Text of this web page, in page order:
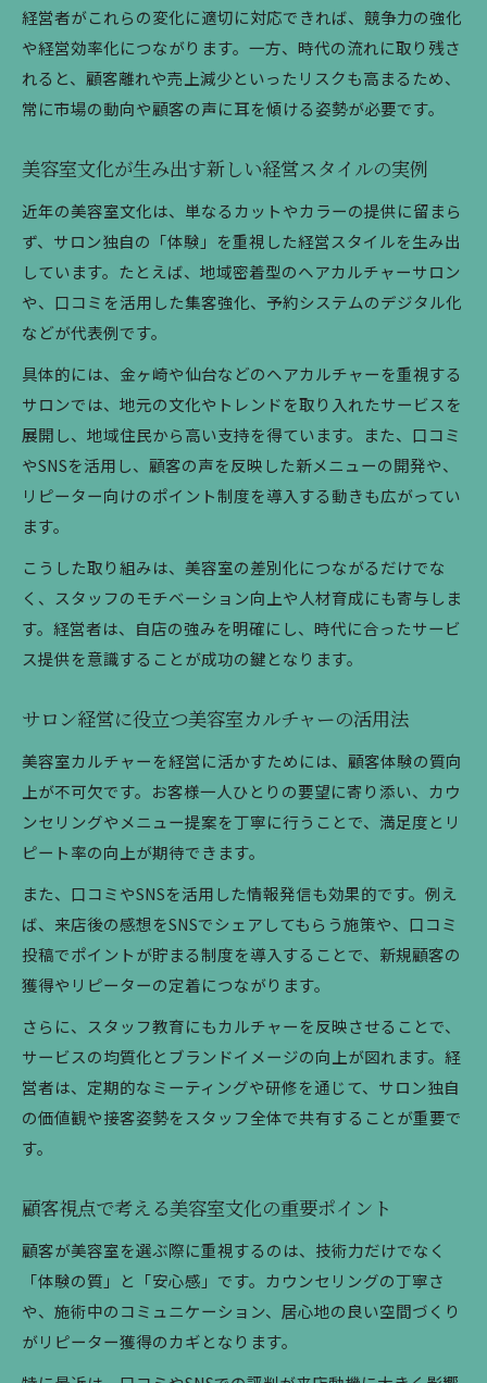
現場スタッフが語る美容室文化の成功体験
顧客サービス向上に役立つ美容室の工夫
美容室カルチャーが支える顧客サービスの質
サービス向上のための美容室文化の具体策
美容室文化がもたらすおもてなしの進化
ヘアサロンの文化が育む人材育成の秘訣
美容室カルチャーを活かした人材育成の考え方
サロン文化が若手美容師の成長を支える理由
美容室で人材を伸ばすカルチャーの工夫とは
育成力を高める美容室文化の具体的アプローチ
人材定着に効果的な美容室カルチャーの導入法
口コミ時代に輝く美容室カルチャーの本質
美容室カルチャーが口コミ評価に直結する理由
美容室カルチャーがリピーターを増やすしくみ
評判アップに効く美容室文化の取り組み事例
口コミ対応で差がつく美容室カルチャーの強み
経営者がこれらの変化に適切に対応できれば、競争力の強化
や経営効率化につながります。一方、時代の流れに取り残さ
れると、顧客離れや売上減少といったリスクも高まるため、
常に市場の動向や顧客の声に耳を傾ける姿勢が必要です。
美容室文化が生み出す新しい経営スタイルの実例
近年の美容室文化は、単なるカットやカラーの提供に留まら
ず、サロン独自の「体験」を重視した経営スタイルを生み出
しています。たとえば、地域密着型のヘアカルチャーサロン
や、口コミを活用した集客強化、予約システムのデジタル化
などが代表例です。
具体的には、金ヶ崎や仙台などのヘアカルチャーを重視する
サロンでは、地元の文化やトレンドを取り入れたサービスを
展開し、地域住民から高い支持を得ています。また、口コミ
やSNSを活用し、顧客の声を反映した新メニューの開発や、
リピーター向けのポイント制度を導入する動きも広がってい
ます。
こうした取り組みは、美容室の差別化につながるだけでな
く、スタッフのモチベーション向上や人材育成にも寄与しま
す。経営者は、自店の強みを明確にし、時代に合ったサービ
ス提供を意識することが成功の鍵となります。
サロン経営に役立つ美容室カルチャーの活用法
美容室カルチャーを経営に活かすためには、顧客体験の質向
上が不可欠です。お客様一人ひとりの要望に寄り添い、カウ
ンセリングやメニュー提案を丁寧に行うことで、満足度とリ
ピート率の向上が期待できます。
また、口コミやSNSを活用した情報発信も効果的です。例え
ば、来店後の感想をSNSでシェアしてもらう施策や、口コミ
投稿でポイントが貯まる制度を導入することで、新規顧客の
獲得やリピーターの定着につながります。
さらに、スタッフ教育にもカルチャーを反映させることで、
サービスの均質化とブランドイメージの向上が図れます。経
営者は、定期的なミーティングや研修を通じて、サロン独自
の価値観や接客姿勢をスタッフ全体で共有することが重要で
す。
顧客視点で考える美容室文化の重要ポイント
顧客が美容室を選ぶ際に重視するのは、技術力だけでなく
「体験の質」と「安心感」です。カウンセリングの丁寧さ
や、施術中のコミュニケーション、居心地の良い空間づくり
がリピーター獲得のカギとなります。